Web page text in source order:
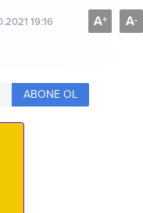
19:16 A+ A-
ABONE OL